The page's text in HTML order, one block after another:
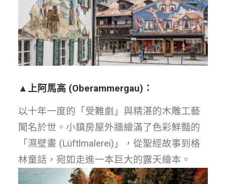
▲ 上阿馬高 (Oberammergau) ：
以十年一度的「受難劇」與精湛的木雕工藝
聞名於世。小鎮房屋外牆繪滿了色彩鮮豔的
「濕壁畫 (Lüftlmalerei)」，從聖經故事到格
林童話，宛如走進一本巨大的露天繪本。